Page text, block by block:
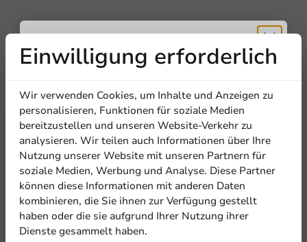
Einwilligung erforderlich
Wir verwenden Cookies, um Inhalte und Anzeigen zu
personalisieren, Funktionen für soziale Medien
bereitzustellen und unseren Website-Verkehr zu
analysieren. Wir teilen auch Informationen über Ihre
Nutzung unserer Website mit unseren Partnern für
soziale Medien, Werbung und Analyse. Diese Partner
können diese Informationen mit anderen Daten
kombinieren, die Sie ihnen zur Verfügung gestellt
haben oder die sie aufgrund Ihrer Nutzung ihrer
Dienste gesammelt haben.
Erhalten Sie
5% Rabatt
Abonnieren Sie unseren
Newsletter!